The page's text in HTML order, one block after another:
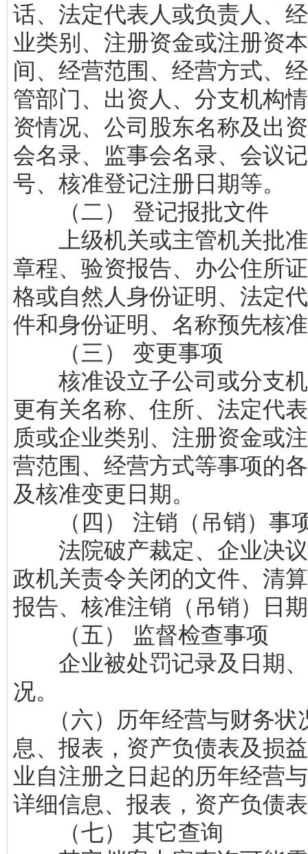
话、法定代表人或负责人、
业类别、注册资金或注册资
间、经营范围、经营方式、
管部门、出资人、分支机构
资情况、公司股东名称及出
会名录、监事会名录、会议
号、核准登记注册日期等。
（二） 登记报批文件
上级机关或主管机关批准
章程、验资报告、办公住所
格或自然人身份证明、法定
件和身份证明、名称预先核
（三） 变更事项
核准设立子公司或分支机
更有关名称、住所、法定代
质或企业类别、注册资金或
营范围、经营方式等事项的
及核准变更日期。
（四） 注销（吊销）事
法院破产裁定、企业决议
政机关责令关闭的文件、清
报告、核准注销（吊销）日
（五） 监督检查事项
企业被处罚记录及日期、
况。
（六）历年经营与财务状
息、报表，资产负债表及损
业自注册之日起的历年经营
详细信息、报表，资产负债
（七） 其它查询